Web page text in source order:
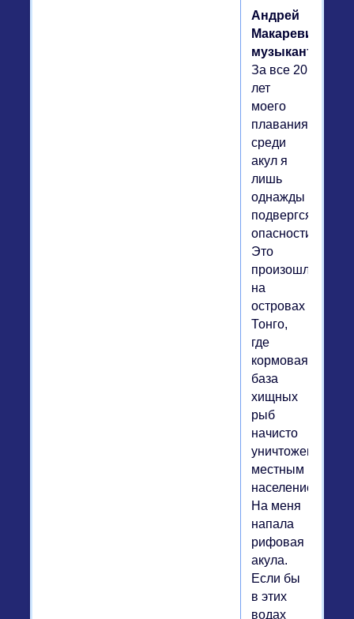
Андрей
Макаревич,
музыкант.
За все 20
лет
моего
плавания
среди
акул я
лишь
однажды
подвергся
опасности.
Это
произошло
на
островах
Тонго,
где
кормовая
база
хищных
рыб
начисто
уничтожена
местным
населением.
На меня
напала
рифовая
акула.
Если бы
в этих
водах